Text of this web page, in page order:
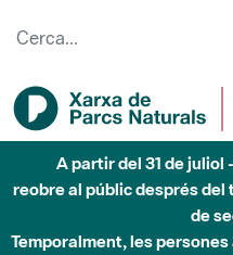
A partir del 31 de juliol
reobre al públic després
de
Temporalment, les